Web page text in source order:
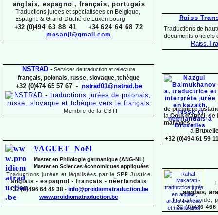
Raiss
Traductions de
documents officiels
Raiss.
de première
laCour d'appel, de
mariages...
à
+32 (0)494 61 59 11
anglais,
Travail rapide,
+32 (0)486 466
anglais, espagnol, français, portugais
Traductions jurées et spécialisées en Belgique,
Espagne & Grand-Duché de Luxembourg
+32 (0)494 63 88 41 +34 624 64 68 72
mosanji@gmail.com
NSTRAD- Services de traduction et relecture
français, polonais, russe, slovaque, tchèque
+32 (0)474 65 57 67 - nstrad01@nstrad.be
Membre de la CBTI
VAGUET Noël
Master en Philologie germanique (ANG-NL)
Master en Sciences économiques appliquées
Traductions jurées et légalisées par le SPF Justice
anglais - espagnol - français - néerlandais
+32 (0)496 64 49 38 - info@proidiomatraduction.be
www.proidiomatraduction.be